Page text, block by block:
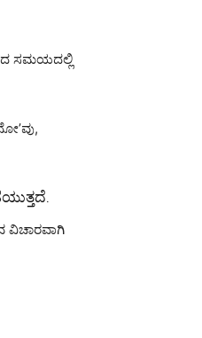
ಸಮಯದಲ್ಲಿ
ವಿಚಾರವಾಗಿ